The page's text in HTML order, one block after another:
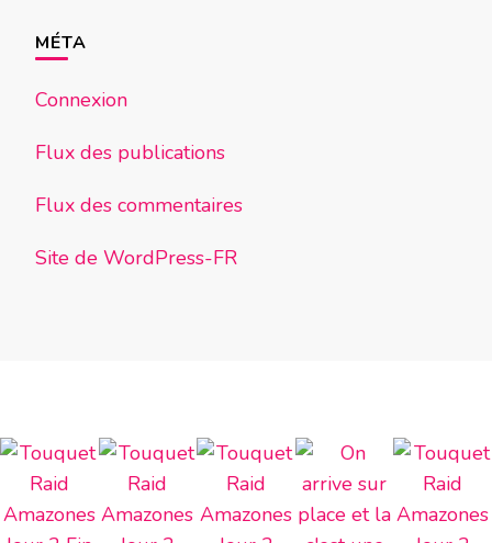
MÉTA
Connexion
Flux des publications
Flux des commentaires
Site de WordPress-FR